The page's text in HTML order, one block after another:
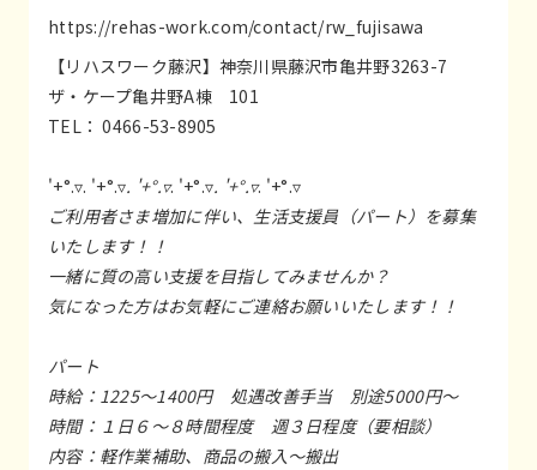
https://rehas-work.com/contact/rw_fujisawa
【リハスワーク藤沢】神奈川県藤沢市亀井野3263-7
ザ・ケープ亀井野A棟 101
TEL： 0466-53-8905
'+°.▿. '+°.▿. '+°.▿. '+°.▿. '+°.▿. '+°.▿
ご利用者さま増加に伴い、生活支援員（パート）を募集
いたします！！
一緒に質の高い支援を目指してみませんか？
気になった方はお気軽にご連絡お願いいたします！！
パート
時給：1225～1400円 処遇改善手当 別途5000円～
時間：１日６～８時間程度 週３日程度（要相談）
内容：軽作業補助、商品の搬入～搬出